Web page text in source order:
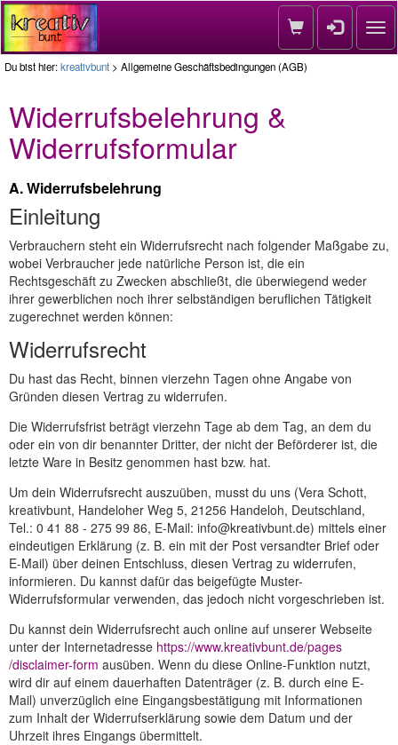
Du bist hier:kreativbunt > Allgemeine Geschäftsbedingungen (AGB)
Widerrufsbelehrung &
Widerrufsformular
A. Widerrufsbelehrung
Einleitung
Verbrauchern steht ein Widerrufsrecht nach folgender Maßgabe zu,
wobei Verbraucher jede natürliche Person ist, die ein
Rechtsgeschäft zu Zwecken abschließt, die überwiegend weder
ihrer gewerblichen noch ihrer selbständigen beruflichen Tätigkeit
zugerechnet werden können:
Widerrufsrecht
Du hast das Recht, binnen vierzehn Tagen ohne Angabe von
Gründen diesen Vertrag zu widerrufen.
Die Widerrufsfrist beträgt vierzehn Tage ab dem Tag, an dem du
oder ein von dir benannter Dritter, der nicht der Beförderer ist, die
letzte Ware in Besitz genommen hast bzw. hat.
Um dein Widerrufsrecht auszuüben, musst du uns (Vera Schott,
kreativbunt, Handeloher Weg 5, 21256 Handeloh, Deutschland,
Tel.: 0 41 88 - 275 99 86, E-Mail: info@kreativbunt.de) mittels einer
eindeutigen Erklärung (z. B. ein mit der Post versandter Brief oder
E-Mail) über deinen Entschluss, diesen Vertrag zu widerrufen,
informieren. Du kannst dafür das beigefügte Muster-
Widerrufsformular verwenden, das jedoch nicht vorgeschrieben ist.
Du kannst dein Widerrufsrecht auch online auf unserer Webseite
unter der Internetadresse https://www.kreativbunt.de/pages
/disclaimer-form ausüben. Wenn du diese Online-Funktion nutzt,
wird dir auf einem dauerhaften Datenträger (z. B. durch eine E-
Mail) unverzüglich eine Eingangsbestätigung mit Informationen
zum Inhalt der Widerrufserklärung sowie dem Datum und der
Uhrzeit ihres Eingangs übermittelt.